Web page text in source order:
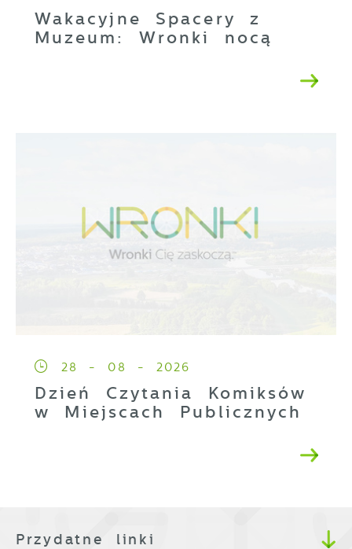
Wakacyjne Spacery z
Muzeum: Wronki nocą
28 - 08 - 2026
Dzień Czytania Komiksów
w Miejscach Publicznych
Przydatne linki